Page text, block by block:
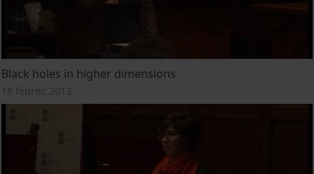
Black holes in higher dimensions
18 febrer, 2013